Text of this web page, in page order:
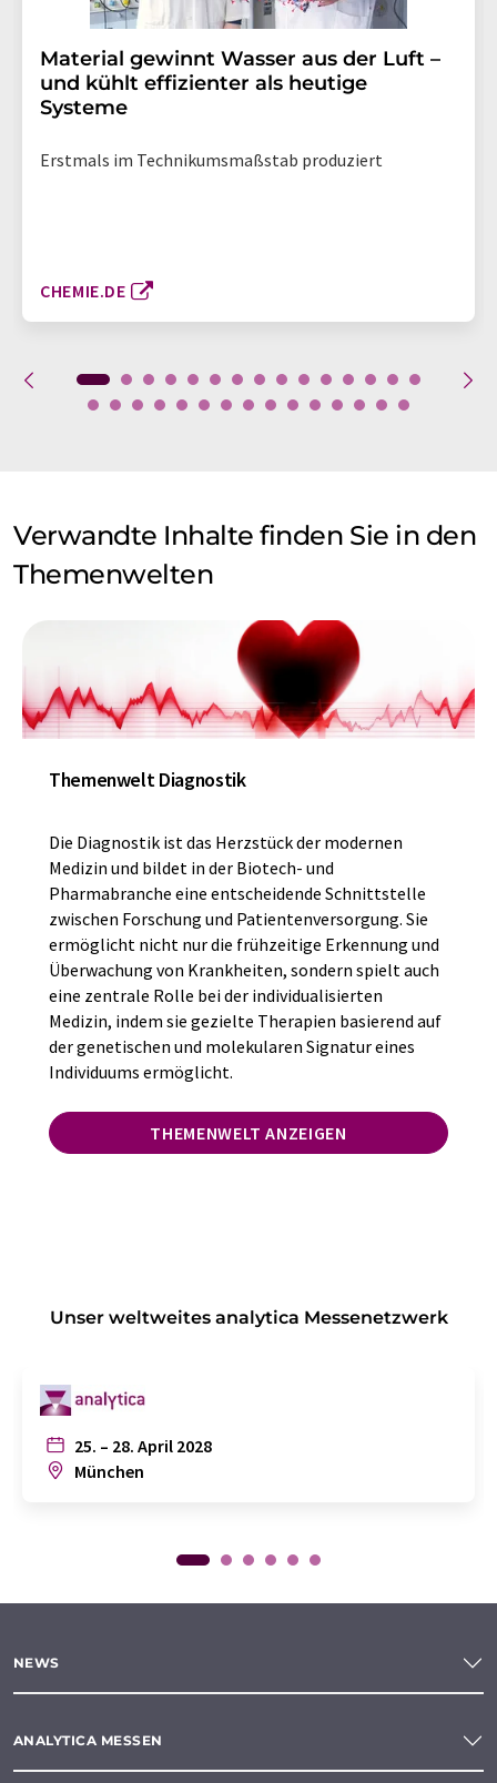
Material gewinnt Wasser aus der Luft –
und kühlt effizienter als heutige
Systeme
Erstmals im Technikumsmaßstab produziert
CHEMIE.DE
Verwandte Inhalte finden Sie in den
Themenwelten
Themenwelt Diagnostik
Die Diagnostik ist das Herzstück der modernen
Medizin und bildet in der Biotech- und
Pharmabranche eine entscheidende Schnittstelle
zwischen Forschung und Patientenversorgung. Sie
ermöglicht nicht nur die frühzeitige Erkennung und
Überwachung von Krankheiten, sondern spielt auch
eine zentrale Rolle bei der individualisierten
Medizin, indem sie gezielte Therapien basierend auf
der genetischen und molekularen Signatur eines
Individuums ermöglicht.
THEMENWELT ANZEIGEN
Unser weltweites analytica Messenetzwerk
25. – 28. April 2028
München
NEWS
ANALYTICA MESSEN